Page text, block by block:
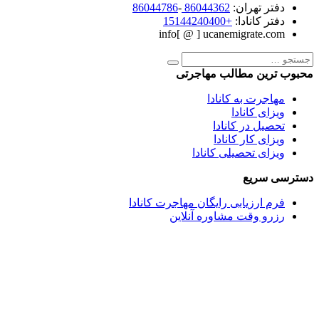
دفتر تهران: 86044362
-
86044786
دفتر کانادا: +15144240400
info[ @ ] ucanemigrate.com
محبوب ترین مطالب مهاجرتی
مهاجرت به کانادا
ویزای کانادا
تحصیل در کانادا
ویزای کار کانادا
ویزای تحصیلی کانادا
دسترسی سریع
فرم ارزیابی رایگان مهاجرت کانادا
رزرو وقت مشاوره آنلاین